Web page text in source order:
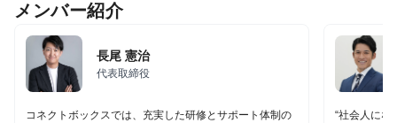
メンバー紹介
長尾 憲治
代表取締役
コネクトボックスでは、充実した研修とサポート体制の
“社会人にな